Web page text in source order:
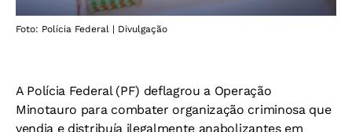
Foto: Polícia Federal | Divulgação
A Polícia Federal (PF) deflagrou a Operação
Minotauro para combater organização criminosa que
vendia e distribuía ilegalmente anabolizantes em